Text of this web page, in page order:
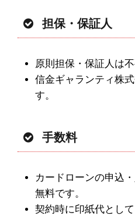
担保・保証人
原則担保・保証人は不
信金ギャランティ株
す。
手数料
カードローンの申込
無料です。
契約時に印紙代として